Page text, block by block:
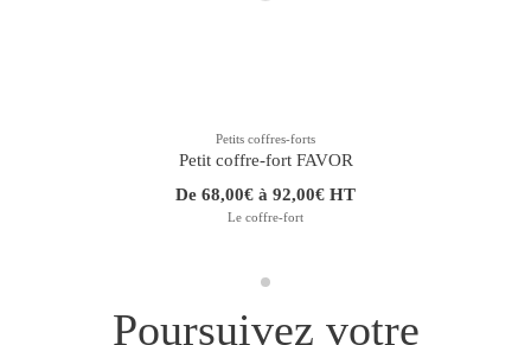
Petits coffres-forts
Petit coffre-fort FAVOR
De 68,00€ à 92,00€ HT
Le coffre-fort
Poursuivez votre